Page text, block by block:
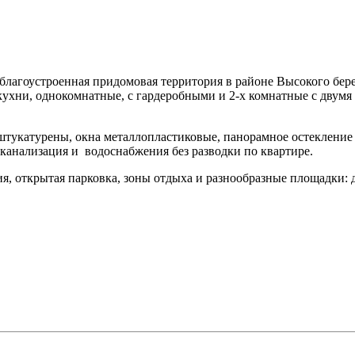
придомовая территория в районе Высокого
однокомнатные, с гардеробными и 2-х комнатные с
окна металлопластиковые, панорамное
и водоснабжения без разводки по квартире.
открытая парковка, зоны отдыха и разнообразные площадки: